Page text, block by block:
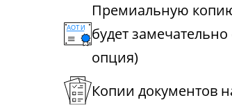
Премиальную
будет
опция)
Копии документов